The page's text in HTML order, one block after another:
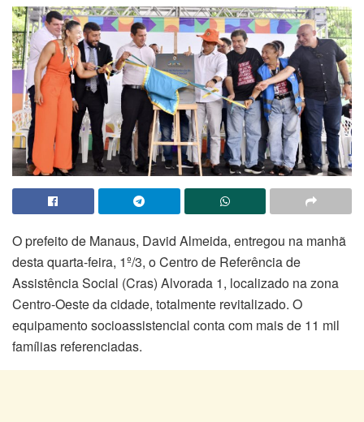
O prefeito de Manaus, David Almeida, entregou na manhã
desta quarta-feira, 1º/3, o Centro de Referência de
Assistência Social (Cras) Alvorada 1, localizado na zona
Centro-Oeste da cidade, totalmente revitalizado. O
equipamento socioassistencial conta com mais de 11 mil
famílias referenciadas.